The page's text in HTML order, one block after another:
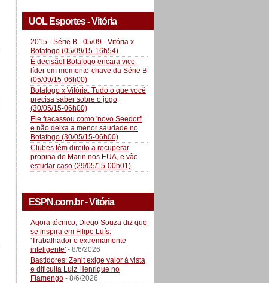
UOL Esportes - Vitória
2015 - Série B - 05/09 - Vitória x
Botafogo (05/09/15-16h54)
É decisão! Botafogo encara vice-
líder em momento-chave da Série B
(05/09/15-06h00)
Botafogo x Vitória. Tudo o que você
precisa saber sobre o jogo
(30/05/15-06h00)
Ele fracassou como 'novo Seedorf'
e não deixa a menor saudade no
Botafogo (30/05/15-06h00)
Clubes têm direito a recuperar
propina de Marin nos EUA, e vão
estudar caso (29/05/15-00h01)
ESPN.com.br - Vitória
Agora técnico, Diego Souza diz que
se inspira em Filipe Luís:
'Trabalhador e extremamente
inteligente' - 8/6/2026
Bastidores: Zenit exige valor à vista
e dificulta Luiz Henrique no
Flamengo - 8/6/2026